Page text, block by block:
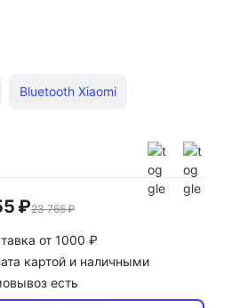
Bluetooth Xiaomi
колонки с USB
₽23 765 ₽
от 1000 ₽
картой и наличными
есть